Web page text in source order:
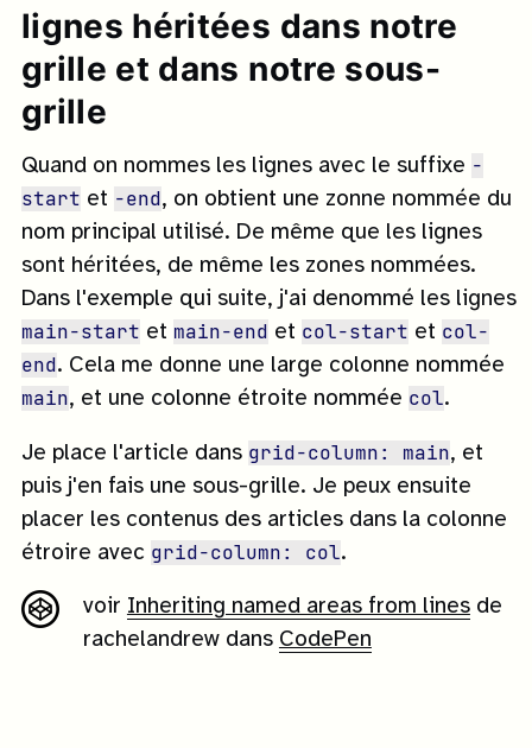
lignes héritées dans notre
grille et dans notre sous-
grille
Quand on nommes les lignes avec le suffixe -
start et -end, on obtient une zonne nommée du
nom principal utilisé. De même que les lignes
sont héritées, de même les zones nommées.
Dans l'exemple qui suite, j'ai denommé les lignes
main-start et main-end et col-start et col-
end. Cela me donne une large colonne nommée
main, et une colonne étroite nommée col.
Je place l'article dans grid-column: main, et
puis j'en fais une sous-grille. Je peux ensuite
placer les contenus des articles dans la colonne
étroire avec grid-column: col.
voir Inheriting named areas from linesde
rachelandrew dans CodePen